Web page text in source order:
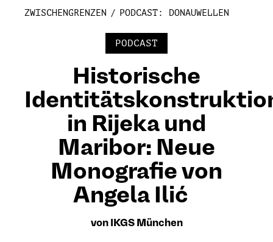
ZWISCHENGRENZEN PODCAST: DONAUWELLEN
PODCAST
Historische
in Rijeka und
Maribor: Neue
Monografie von
Angela Ilić
von IKGS München